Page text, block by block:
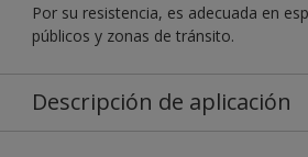
Por su resistencia, es adecuada en
públicos y zonas de tránsito.
Descripción de aplicación